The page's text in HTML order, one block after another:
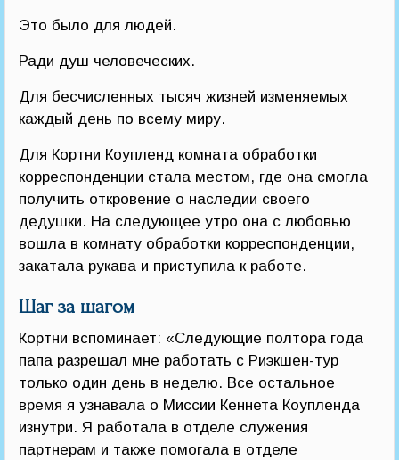
Это было для людей.
Ради душ человеческих.
Для бесчисленных тысяч жизней изменяемых
каждый день по всему миру.
Для Кортни Коупленд комната обработки
корреспонденции стала местом, где она смогла
получить откровение о наследии своего
дедушки. На следующее утро она с любовью
вошла в комнату обработки корреспонденции,
закатала рукава и приступила к работе.
Шаг за шагом
Кортни вспоминает: «Следующие полтора года
папа разрешал мне работать с Риэкшен-тур
только один день в неделю. Все остальное
время я узнавала о Миссии Кеннета Коупленда
изнутри. Я работала в отделе служения
партнерам и также помогала в отделе